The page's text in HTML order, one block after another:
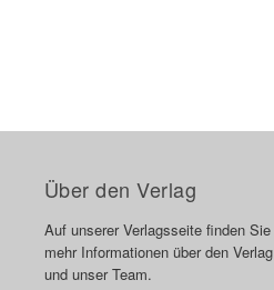
Über den Verlag
Auf unserer Verlagsseite finden Sie
mehr Informationen über den Verlag
und unser Team.